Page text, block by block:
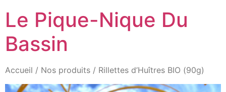
contenu
Le Pique-Nique Du
Bassin
Accueil / Nos produits / Rillettes d’Huîtres BIO (90g)